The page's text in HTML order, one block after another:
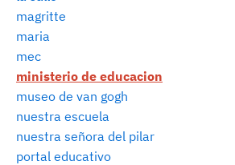
magritte
maria
mec
ministerio de educacion
museo de van gogh
nuestra escuela
nuestra señora del pilar
portal educativo